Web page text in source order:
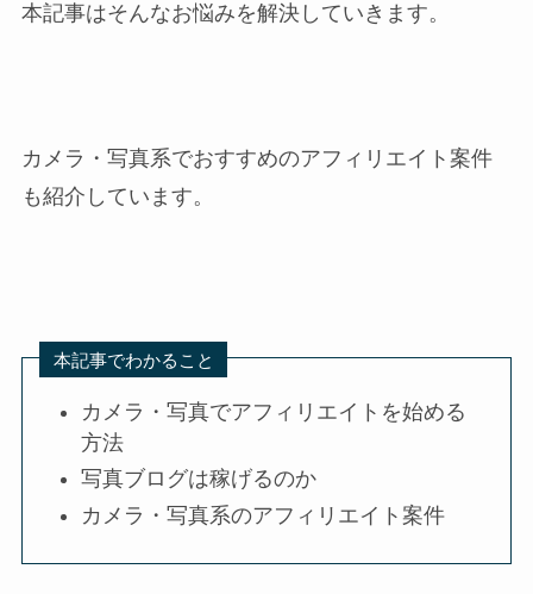
本記事はそんなお悩みを解決していきます。
カメラ・写真系でおすすめのアフィリエイト案件
も紹介しています。
本記事でわかること
カメラ・写真でアフィリエイトを始める
方法
写真ブログは稼げるのか
カメラ・写真系のアフィリエイト案件